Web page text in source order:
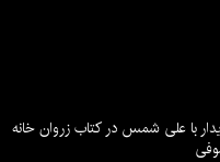
با علی شمس در کتاب زروان خانه